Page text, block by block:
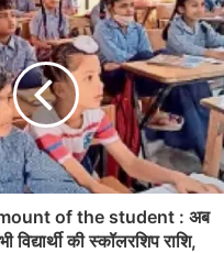
of the student : अब
विद्यार्थी की स्कॉलरशिप राशि,